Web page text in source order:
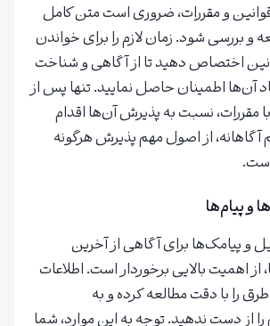
و مقررات، ضروری است متن کامل
و بررسی شود. زمان لازم را برای خواندن
اختصاص دهید تا از آگاهی و شناخت
آن‌ها اطمینان حاصل نمایید. تنها پس از
مقررات، نسبت به پذیرش آن‌ها اقدام
آگاهانه، از اصول مهم پذیرش هرگونه
و پیام‌ها
و پیامک‌ها برای آگاهی از آخرین
از اهمیت بالایی برخوردار است. اطلاعات
را با دقت مطالعه کرده و به
از دست ندهید. توجه به این موارد، شما